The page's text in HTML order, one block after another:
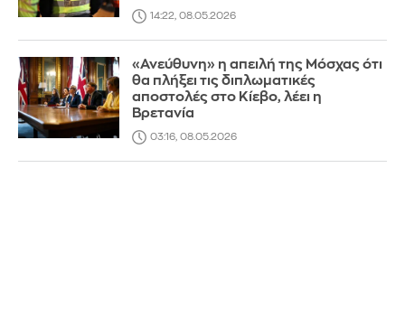
14:22, 08.05.2026
«Ανεύθυνη» η απειλή της Μόσχας ότι
θα πλήξει τις διπλωματικές
αποστολές στο Κίεβο, λέει η
Βρετανία
03:16, 08.05.2026